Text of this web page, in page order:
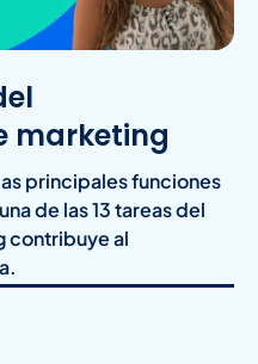
marketing
principales funciones
de las 13 tareas del
contribuye al